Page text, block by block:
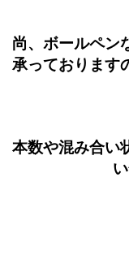
尚、ボールペン
承っております
本数や混み合い